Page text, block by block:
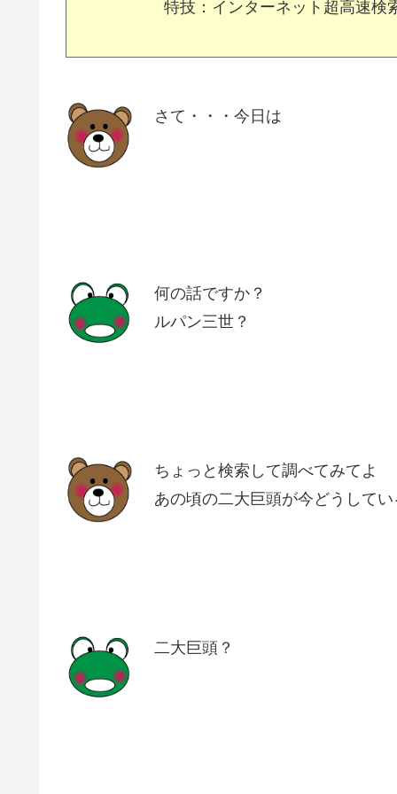
特技：インターネット超高速検
さて・・・今日は
何の話ですか？
ルパン三世？
ちょっと検索して調べてみてよ
あの頃の二大巨頭が今どうして
二大巨頭？